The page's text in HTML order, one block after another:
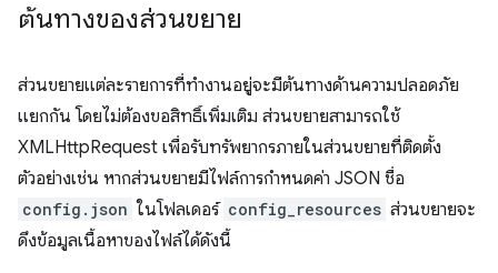
ต้นทางของส่วนขยาย
ส่วนขยายแต่ละรายการที่ทำงานอยู่จะมีต้นทางด้านความปลอดภัย
แยกกัน โดยไม่ต้องขอสิทธิ์เพิ่มเติม ส่วนขยายสามารถใช้
XMLHttpRequest เพื่อรับทรัพยากรภายในส่วนขยายที่ติดตั้ง
ตัวอย่างเช่น หากส่วนขยายมีไฟล์การกำหนดค่า JSON ชื่อ
config.json ในโฟลเดอร์ config_resources ส่วนขยายจะ
ดึงข้อมูลเนื้อหาของไฟล์ได้ดังนี้